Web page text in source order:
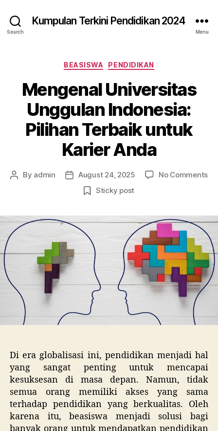
Search
Kumpulan Terkini Pendidikan 2024
Menu
Categories
BEASISWA PENDIDIKAN
Mengenal Universitas
Unggulan Indonesia:
Pilihan Terbaik untuk
Karier Anda
Post
By admin
Post
date
August 24, 2025 No Commentson
Sticky post
Di era globalisasi ini, pendidikan menjadi hal
yang sangat penting untuk mencapai
kesuksesan di masa depan. Namun, tidak
semua orang memiliki akses yang sama
terhadap pendidikan yang berkualitas. Oleh
karena itu, beasiswa menjadi solusi bagi
banyak orang untuk mendapatkan pendidikan